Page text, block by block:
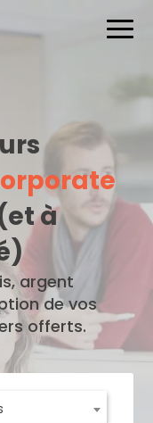
à
argent
de vos
offerts.